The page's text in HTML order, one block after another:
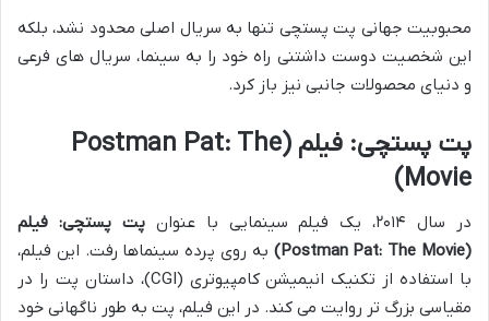
محبوبیت جهانی پت پستچی تنها به سریال اصلی محدود نشد، بلکه
این شخصیت دوست داشتنی راه خود را به سینما، سریال های فرعی
و دنیای محصولات جانبی نیز باز کرد.
پت پستچی: فیلم (Postman Pat: The
Movie)
در سال ۲۰۱۴، یک فیلم سینمایی با عنوان
پت پستچی: فیلم
(Postman Pat: The Movie)
به روی پرده سینماها رفت. این فیلم،
با استفاده از تکنیک انیمیشن کامپیوتری (CGI)، داستان پت را در
مقیاسی بزرگ تر روایت می کند. در این فیلم، پت به طور ناگهانی خود